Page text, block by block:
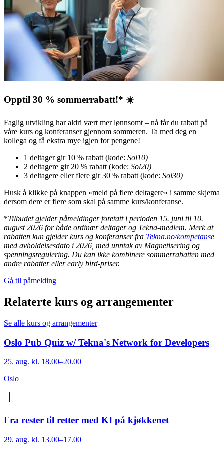
Opptil 30 % sommerrabatt!* ☀️
Faglig utvikling har aldri vært mer lønnsomt – nå får du rabatt på
våre kurs og konferanser gjennom sommeren. Ta med deg en
kollega og få ekstra mye igjen for pengene!
1 deltager gir 10 % rabatt (kode: Sol10)
2 deltagere gir 20 % rabatt (kode: Sol20)
3 deltagere eller flere gir 30 % rabatt (kode: Sol30)
Husk å klikke på knappen «meld på flere deltagere» i samme skjema
dersom dere er flere som skal på samme kurs/konferanse.
*Tilbudet gjelder påmeldinger foretatt i perioden 15. juni til 10.
august 2026 for både ordinær deltager og Tekna-medlem. Merk at
rabatten kun gjelder kurs og konferanser fra Tekna.no/kompetanse
med avholdelsesdato i 2026, med unntak av Magnetisering og
spenningsregulering. Du kan ikke kombinere sommerrabatten med
andre rabatter eller early bird-priser.
Gå til påmelding
Relaterte kurs og arrangementer
Se alle kurs og arrangementer
Oslo Pub Quiz w/ Tekna's Network for Developers
25. aug. kl. 18.00–20.00
Oslo
Fra rester til retter med KI på kjøkkenet
29. aug. kl. 13.00–17.00